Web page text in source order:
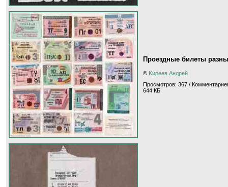
Проездные билеты
© Kиpeeв Aндpeй
Просмотров: 367 /
644 КБ